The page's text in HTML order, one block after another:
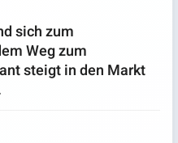
sich zum
Weg zum
steigt in den Markt